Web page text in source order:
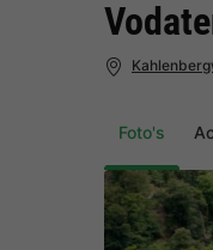
Foto's